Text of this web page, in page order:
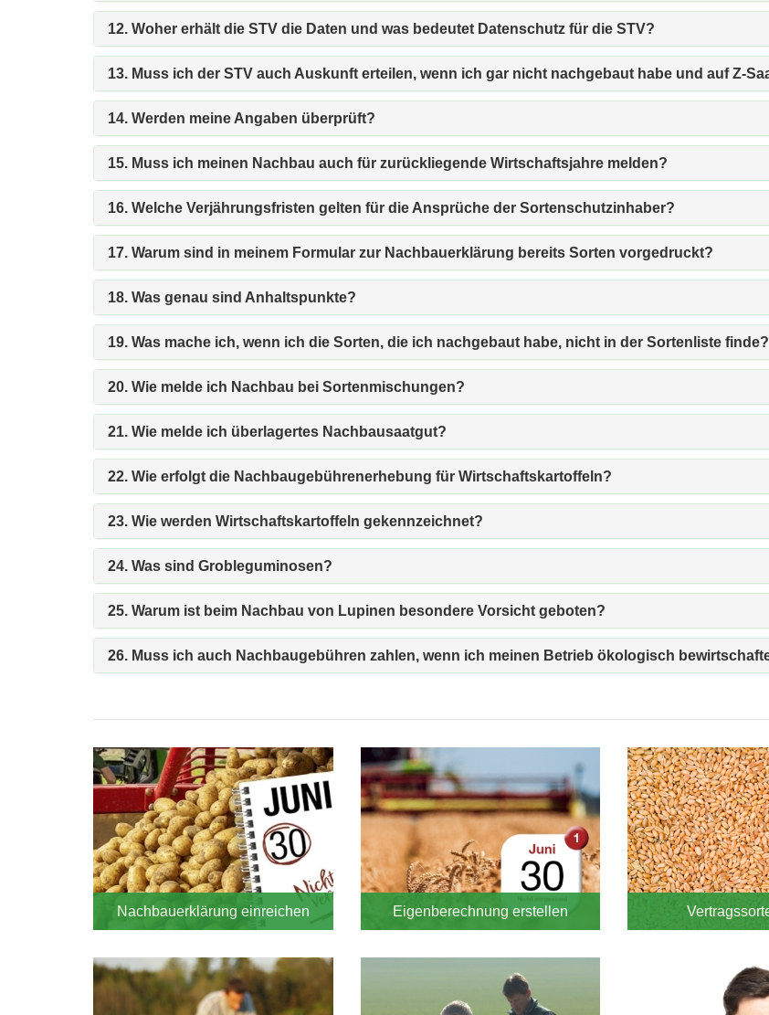
12. Woher erhält die STV die Daten und was bedeutet Datenschutz für die STV?
13. Muss ich der STV auch Auskunft erteilen, wenn ich gar nicht nachgebaut habe und auf Z-
14. Werden meine Angaben überprüft?
15. Muss ich meinen Nachbau auch für zurückliegende Wirtschaftsjahre melden?
16. Welche Verjährungsfristen gelten für die Ansprüche der Sortenschutzinhaber?
17. Warum sind in meinem Formular zur Nachbauerklärung bereits Sorten vorgedruckt?
18. Was genau sind Anhaltspunkte?
19. Was mache ich, wenn ich die Sorten, die ich nachgebaut habe, nicht in der Sortenliste finde?
20. Wie melde ich Nachbau bei Sortenmischungen?
21. Wie melde ich überlagertes Nachbausaatgut?
22. Wie erfolgt die Nachbaugebührenerhebung für Wirtschaftskartoffeln?
23. Wie werden Wirtschaftskartoffeln gekennzeichnet?
24. Was sind Grobleguminosen?
25. Warum ist beim Nachbau von Lupinen besondere Vorsicht geboten?
26. Muss ich auch Nachbaugebühren zahlen, wenn ich meinen Betrieb ökologisch
Blocknavigation
NBE
Nachbauerklärung einreichen Eigenberechnung erstellen